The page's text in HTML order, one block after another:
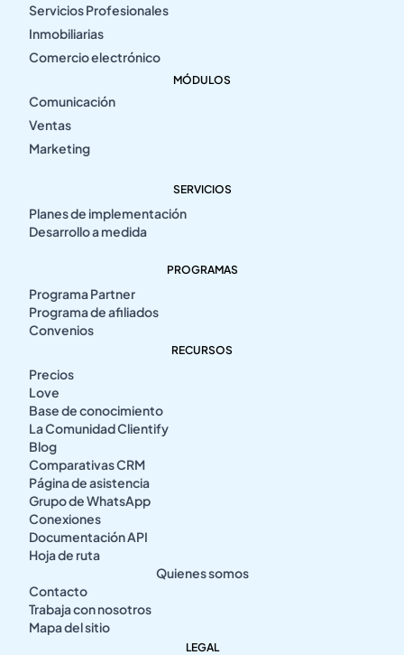
Servicios Profesionales
Inmobiliarias
Comercio electrónico
MÓDULOS
Comunicación
Ventas
Marketing
SERVICIOS
Planes de implementación
Desarrollo a medida
PROGRAMAS
Programa Partner
Programa de afiliados
Convenios
RECURSOS
Precios
Love
Base de conocimiento
La Comunidad Clientify
Blog
Comparativas CRM
Página de asistencia
Grupo de WhatsApp
Conexiones
Documentación API
Hoja de ruta
Quienes somos
Contacto
Trabaja con nosotros
Mapa del sitio
LEGAL